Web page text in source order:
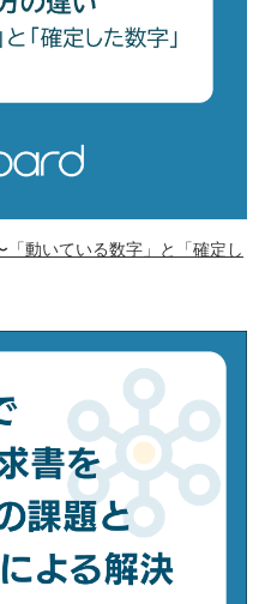
動いている数字」と「確定し